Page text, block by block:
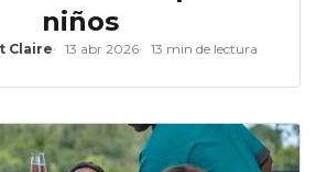
niños
Claire 13 abr 2026 13 min de lectura